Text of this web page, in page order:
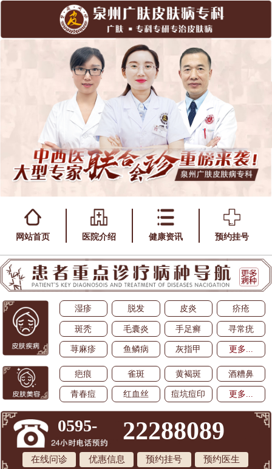
网站首页 医院介绍 健康资讯 预约挂号
湿疹 脱发 皮炎 疥疮
斑秃 毛囊炎 手足癣 寻常疣
荨麻疹 鱼鳞病 灰指甲 更多...
疤痕 雀斑 黄褐斑 酒糟鼻
青春痘 红血丝 痘坑痘印 更多...
0595- 22288089
在线问诊 优惠信息 预约挂号 预约医生